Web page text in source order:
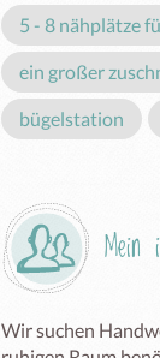
5 - 8 nähplätze
ein großer
bügelstation
Mein
Wir suchen